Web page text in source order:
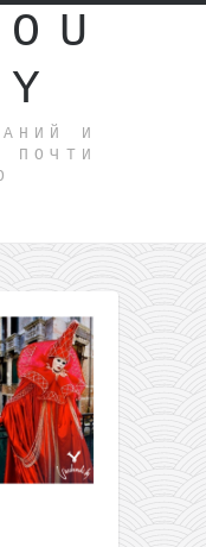
И
ПОЧТИ
Евротур:
Бремен,
Порту,
Неаполь
и отдых
на
в одной
поездке